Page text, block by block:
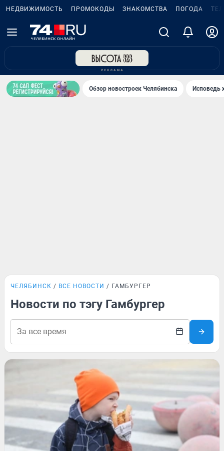
НЕДВИЖИМОСТЬ ПРОМОКОДЫ ЗНАКОМСТВА ПОГОДА
Обзор новостроек Челябинска Исповедь
ЧЕЛЯБИНСК ВСЕ НОВОСТИ ГАМБУРГЕР
Новости по тэгу Гамбургер